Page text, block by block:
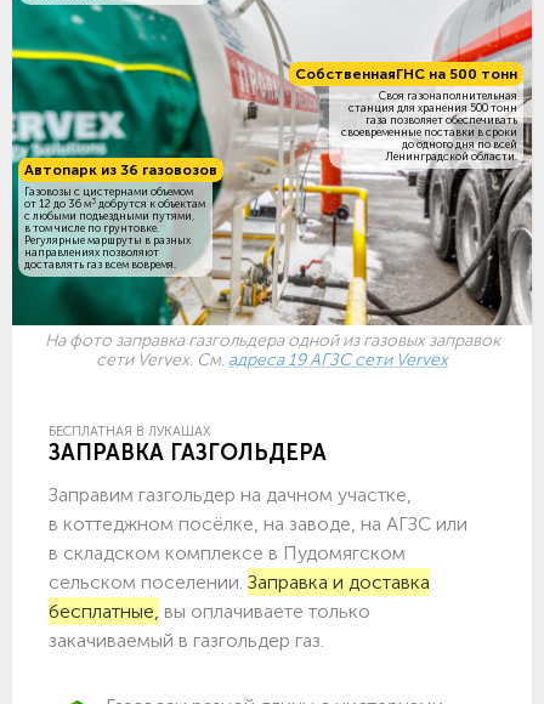
СобственнаяГНС на 500 тонн
Своя газонаполнительная
станция для хранения 500 тонн
газа позволяет обеспечивать
своевременные поставки в сроки
до одного дня по всей
Ленинградской области.
Автопарк из 36 газовозов
Газовозы с цистернами объемом
от 12 до 36 м3 добрутся к объектам
c любыми подъездными путями,
в том числе по грунтовке.
Регулярные маршруты в разных
направлениях позволяют
доставлять газ всем вовремя.
На фото заправка газгольдера одной из газовых заправок
сети Vervex. См. адреса 19 АГЗС сети Vervex
БЕСПЛАТНАЯ В ЛУКАШАХ
ЗАПРАВКА ГАЗГОЛЬДЕРА
Заправим газгольдер на дачном участке,
в коттеджном посёлке, на заводе, на АГЗС или
в складском комплексе в Пудомягском
сельском поселении. Заправка и доставка
бесплатные, вы оплачиваете только
закачиваемый в газгольдер газ.